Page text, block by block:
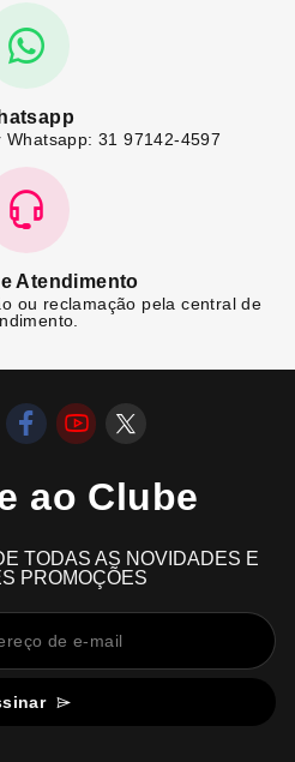
31 97142-4597
Atendimento
ou reclamação pela central de
ao Clube
TODAS AS NOVIDADES E
PROMOÇÕES